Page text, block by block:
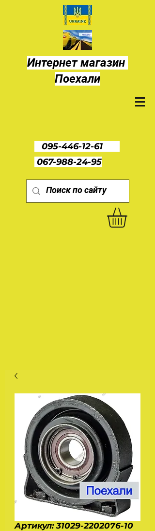
Интернет магазин
Поехали
095-446-12-61
067-988-24-95
Артикул: 31029-2202076-10